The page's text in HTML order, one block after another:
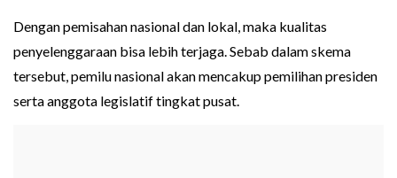
Dengan pemisahan nasional dan lokal, maka kualitas
penyelenggaraan bisa lebih terjaga. Sebab dalam skema
tersebut, pemilu nasional akan mencakup pemilihan presiden
serta anggota legislatif tingkat pusat.